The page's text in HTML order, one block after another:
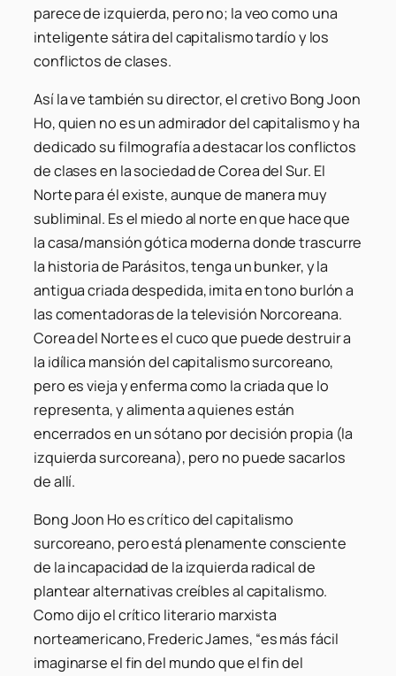
parece de izquierda, pero no; la veo como una
inteligente sátira del capitalismo tardío y los
conflictos de clases.
Así la ve también su director, el cretivo Bong Joon
Ho, quien no es un admirador del capitalismo y ha
dedicado su filmografía a destacar los conflictos
de clases en la sociedad de Corea del Sur. El
Norte para él existe, aunque de manera muy
subliminal. Es el miedo al norte en que hace que
la casa/mansión gótica moderna donde trascurre
la historia de Parásitos, tenga un bunker, y la
antigua criada despedida, imita en tono burlón a
las comentadoras de la televisión Norcoreana.
Corea del Norte es el cuco que puede destruir a
la idílica mansión del capitalismo surcoreano,
pero es vieja y enferma como la criada que lo
representa, y alimenta a quienes están
encerrados en un sótano por decisión propia (la
izquierda surcoreana), pero no puede sacarlos
de allí.
Bong Joon Ho es crítico del capitalismo
surcoreano, pero está plenamente consciente
de la incapacidad de la izquierda radical de
plantear alternativas creíbles al capitalismo.
Como dijo el crítico literario marxista
norteamericano, Frederic James, “es más fácil
imaginarse el fin del mundo que el fin del